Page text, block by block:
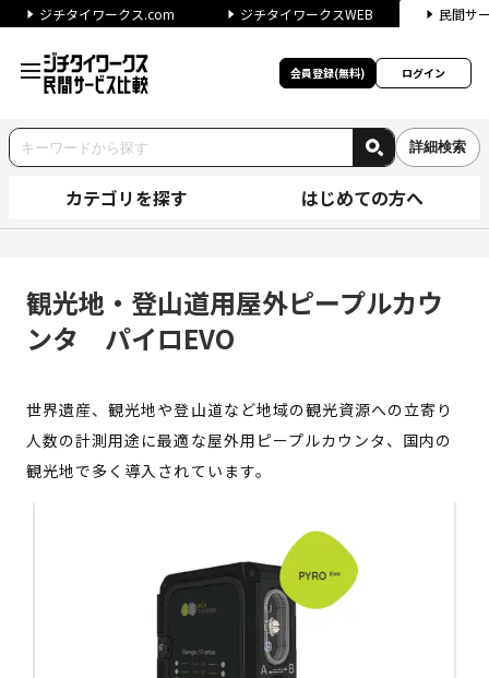
ジチタイワークス.com ジチタイワークスWEB 民間サ
会員登録(無料) ログイン
詳細検索
カテゴリを探す はじめての方へ
観光地・登山道用屋外ピープルカウ
ンタ パイロEVO
世界遺産、観光地や登山道など地域の観光資源への立寄り
人数の計測用途に最適な屋外用ピープルカウンタ、国内の
観光地で多く導入されています。